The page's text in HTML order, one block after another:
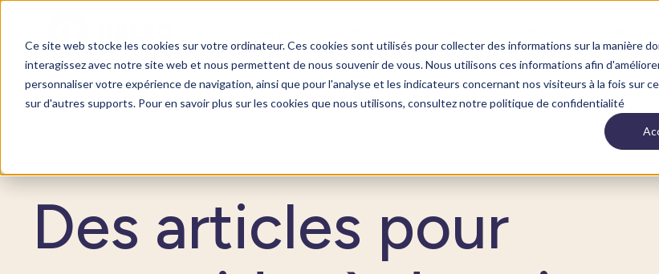
Ce site web stocke les cookies sur votre ordinateur. Ces cookies sont utilisés pour collecter des informations sur la manière
interagissez avec notre site web et nous permettent de nous souvenir de vous. Nous utilisons ces informations afin
personnaliser votre expérience de navigation, ainsi que pour l'analyse et les indicateurs concernant nos visiteurs à la fois sur
sur d'autres supports. Pour en savoir plus sur les cookies que nous utilisons, consultez notre politique de confidentialité
Pour
Des articles pour